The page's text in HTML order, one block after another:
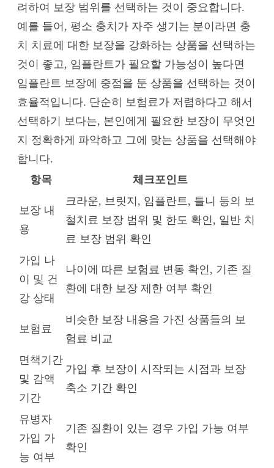
려하여 보장 범위를 선택하는 것이 중요합니다.
예를 들어, 평소 충치가 자주 생기는 분이라면 충
치 치료에 대한 보장을 강화하는 상품을 선택하는
것이 좋고, 임플란트가 필요할 가능성이 높다면
임플란트 보장에 중점을 둔 상품을 선택하는 것이
효율적입니다. 단순히 보험료가 저렴하다고 해서
선택하기 보다는, 본인에게 필요한 보장이 무엇인
지 정확하게 파악하고 그에 맞는 상품을 선택해야
합니다.
항목
체크포인트
보장 내
용
크라운, 브릿지, 임플란트, 틀니 등의 보
철치료 보장 범위 및 한도 확인, 일반 치
료 보장 범위 확인
가입 나
이 및 건
강 상태
나이에 따른 보험료 변동 확인, 기존 질
환에 대한 보장 제한 여부 확인
보험료
비슷한 보장 내용을 가진 상품들의 보
험료 비교
면책기간
및 감액
기간
가입 후 보장이 시작되는 시점과 보장
축소 기간 확인
유병자
가입 가
능 여부
기존 질환이 있는 경우 가입 가능 여부
확인